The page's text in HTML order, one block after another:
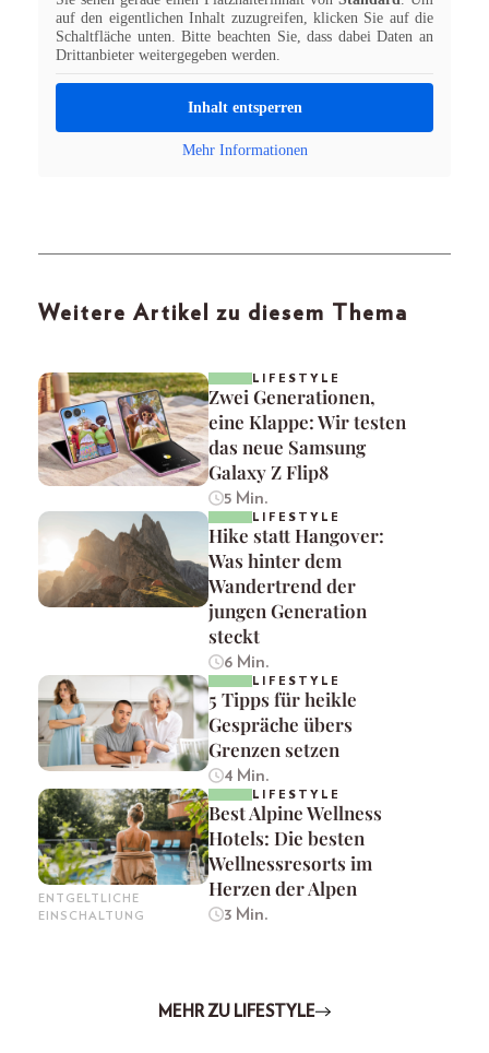
auf den eigentlichen Inhalt zuzugreifen, klicken Sie auf die
Schaltfläche unten. Bitte beachten Sie, dass dabei Daten an
Drittanbieter weitergegeben werden.
Inhalt entsperren
Mehr Informationen
Weitere Artikel zu diesem Thema
LIFESTYLE
Zwei Generationen,
eine Klappe: Wir testen
das neue Samsung
Galaxy Z Flip8
5 Min.
LIFESTYLE
Hike statt Hangover:
Was hinter dem
Wandertrend der
jungen Generation
steckt
6 Min.
LIFESTYLE
5 Tipps für heikle
Gespräche übers
Grenzen setzen
4 Min.
ENTGELTLICHE
EINSCHALTUNG
LIFESTYLE
Best Alpine Wellness
Hotels: Die besten
Wellnessresorts im
Herzen der Alpen
3 Min.
MEHR ZU LIFESTYLE